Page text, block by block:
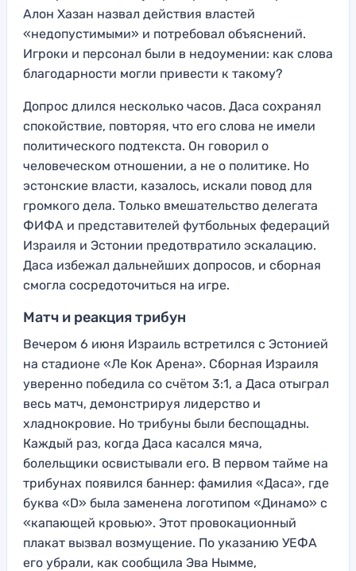
Алон Хазан назвал действия властей
«недопустимыми» и потребовал объяснений.
Игроки и персонал были в недоумении: как слова
благодарности могли привести к такому?
Допрос длился несколько часов. Даса сохранял
спокойствие, повторяя, что его слова не имели
политического подтекста. Он говорил о
человеческом отношении, а не о политике. Но
эстонские власти, казалось, искали повод для
громкого дела. Только вмешательство делегата
ФИФА и представителей футбольных федераций
Израиля и Эстонии предотвратило эскалацию.
Даса избежал дальнейших допросов, и сборная
смогла сосредоточиться на игре.
Матч и реакция трибун
Вечером 6 июня Израиль встретился с Эстонией
на стадионе «Ле Кок Арена». Сборная Израиля
уверенно победила со счётом 3:1, а Даса отыграл
весь матч, демонстрируя лидерство и
хладнокровие. Но трибуны были беспощадны.
Каждый раз, когда Даса касался мяча,
болельщики освистывали его. В первом тайме на
трибунах появился баннер: фамилия «Даса», где
буква «D» была заменена логотипом «Динамо» с
«капающей кровью». Этот провокационный
плакат вызвал возмущение. По указанию УЕФА
его убрали, как сообщила Эва Нымме,